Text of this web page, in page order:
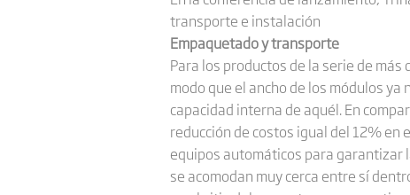
transporte e instalación
Empaquetado y transporte
Para los productos de la serie de
modo que el ancho de los módulos
capacidad interna de aquél. En
reducción de costos igual del 12%
equipos automáticos para garantizar
se acomodan muy cerca entre sí